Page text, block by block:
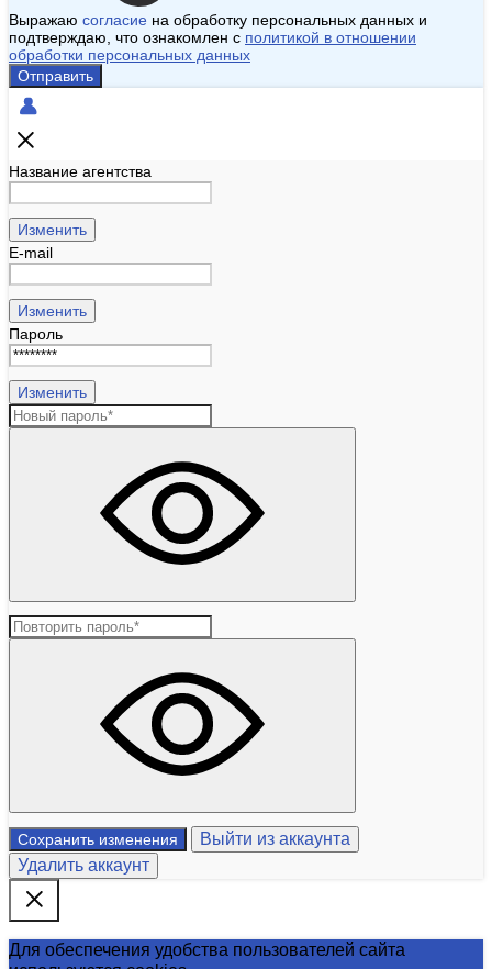
Выражаю согласие на обработку персональных данных и
подтверждаю, что ознакомлен с политикой в отношении
обработки персональных данных
Отправить
Название агентства
Изменить
E-mail
Изменить
Пароль
Изменить
Сохранить изменения
Выйти из аккаунта
Удалить аккаунт
Для обеспечения удобства пользователей сайта